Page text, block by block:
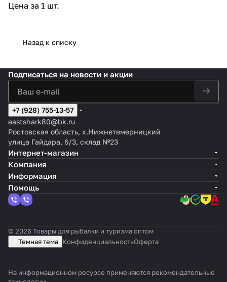
Цена за 1 шт.
Назад к списку
Подписаться на новости и акции
+7 (928) 755-13-57
eastshark80@bk.ru
Ростовская область, х.Нижнетемерницкий
улица Гайдара, 6/3, склад №23
Интернет-магазин
Компания
Информация
Помощь
© 2026 Товары для рыбалки и туризма оптом
Темная тема КонфиденциальностьОферта
На информационном ресурсе применяются рекомендательные